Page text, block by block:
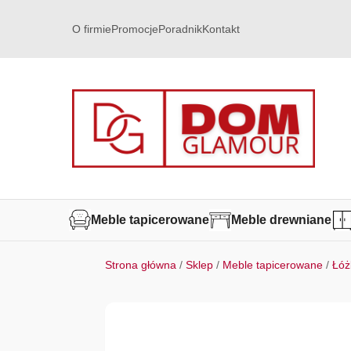
O firmiePromocjePoradnikKontakt
Meble tapicerowane Meble drewniane
Strona główna /Sklep / Meble tapicerowane /